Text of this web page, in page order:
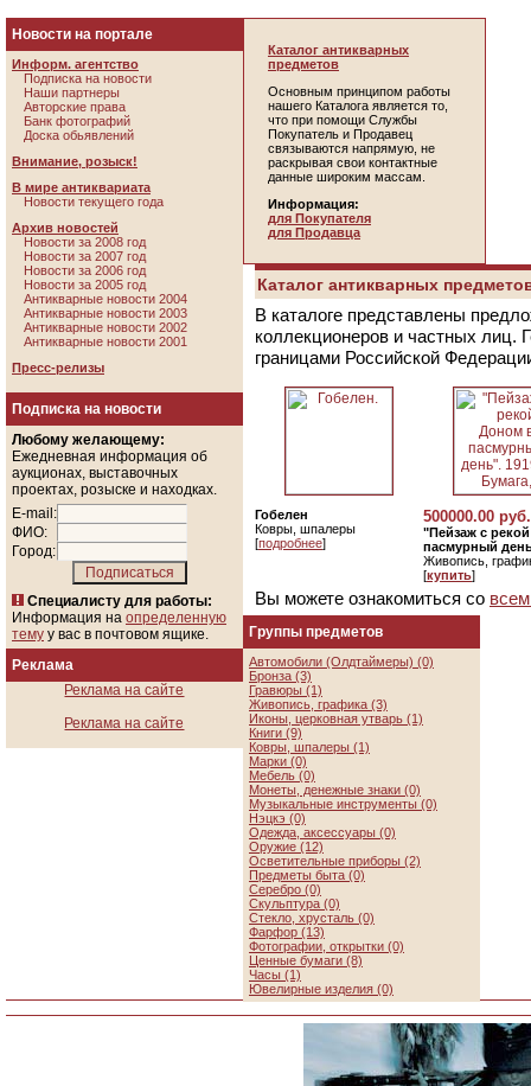
Новости на портале
Информ. агентство
Подписка на новости
Наши партнеры
Авторские права
Банк фотографий
Доска обьявлений
Внимание, розыск!
В мире антиквариата
Новости текущего года
Архив новостей
Новости за 2008 год
Новости за 2007 год
Новости за 2006 год
Новости за 2005 год
Антикварные новости 2004
Антикварные новости 2003
Антикварные новости 2002
Антикварные новости 2001
Пресс-релизы
Подписка на новости
Любому желающему:
Ежедневная информация об
аукционах, выставочных
проектах, розыске и находках.
E-mail:
ФИО:
Город:
Специалисту для работы:
Информация на определенную
тему у вас в почтовом ящике.
Реклама
Реклама на сайте
Реклама на сайте
Каталог антикварных
предметов
Основным принципом работы
нашего Каталога является то,
что при помощи Службы
Покупатель и Продавец
связываются напрямую, не
раскрывая свои контактные
данные широким массам.
Информация:
для Покупателя
для Продавца
Каталог антикварных
В каталоге представлены
коллекционеров и частных лиц.
границами Российской
Гобелен
Ковры, шпалеры
[подробнее]
500000.00 руб.
"Пейзаж с
пасмурный
Живопись,
[купить]
Вы можете ознакомиться со
Группы предметов
Автомобили (Олдтаймеры) (0)
Бронза (3)
Гравюры (1)
Живопись, графика (3)
Иконы, церковная утварь (1)
Книги (9)
Ковры, шпалеры (1)
Марки (0)
Мебель (0)
Монеты, денежные знаки (0)
Музыкальные инструменты (0)
Нэцкэ (0)
Одежда, аксессуары (0)
Оружие (12)
Осветительные приборы (2)
Предметы быта (0)
Серебро (0)
Скульптура (0)
Стекло, хрусталь (0)
Фарфор (13)
Фотографии, открытки (0)
Ценные бумаги (8)
Часы (1)
Ювелирные изделия (0)